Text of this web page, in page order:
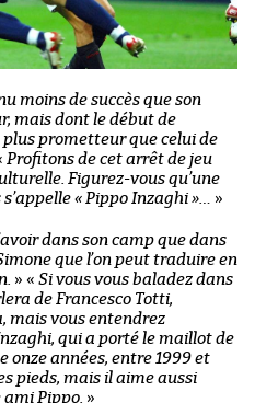
moins de succès que son
mais dont le début de
prometteur que celui de
Profitons de cet arrêt de jeu
Figurez-vous qu’une
« Pippo Inzaghi »…
»
dans son camp que dans
que l’on peut traduire en
» « Si vous vous baladez dans
de Francesco Totti,
mais vous entendrez
qui a porté le maillot de
onze années, entre 1999 et
pieds, mais il aime aussi
Pippo. »